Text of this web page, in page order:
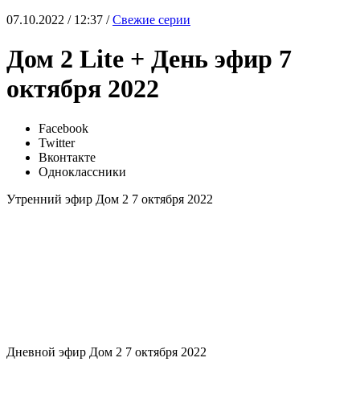
07.10.2022 / 12:37 /Свежие серии
Дом 2 Lite + День эфир 7
октября 2022
Facebook
Twitter
Вконтакте
Одноклассники
Утренний эфир Дом 2 7 октября 2022
Дневной эфир Дом 2 7 октября 2022